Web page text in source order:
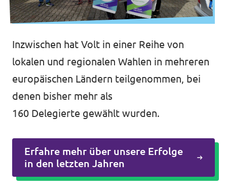
Inzwischen hat Volt in einer Reihe von
lokalen und regionalen Wahlen in mehreren
europäischen Ländern teilgenommen, bei
denen bisher mehr als
160 Delegierte gewählt wurden.
Erfahre mehr über unsere Erfolge
in den letzten Jahren